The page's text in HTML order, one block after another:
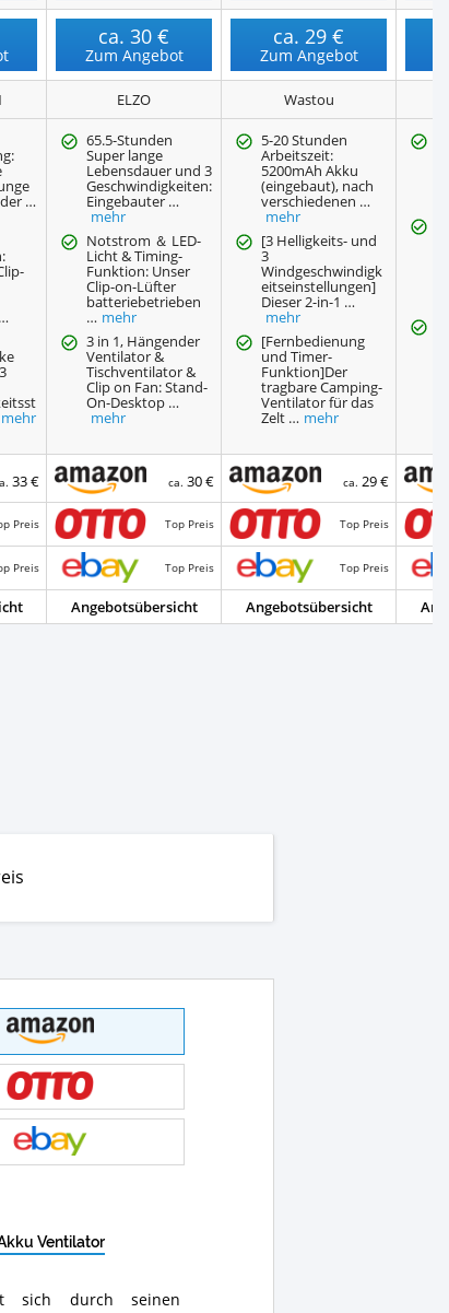
ca.30 €
Zum Angebot
ca.29 €
Zum Angebot
ELZO Wastou
…
mehr
65.5-Stunden
Super lange
Lebensdauer und 3
Geschwindigkeiten:
Eingebauter …
mehr
Notstrom ＆ LED-
Licht & Timing-
Funktion: Unser
Clip-on-Lüfter
batteriebetrieben
… mehr
3 in 1, Hängender
Ventilator &
Tischventilator &
Clip on Fan: Stand-
On-Desktop …
mehr
5-20 Stunden
Arbeitszeit:
5200mAh Akku
(eingebaut), nach
verschiedenen …
mehr
[3 Helligkeits- und
3
Windgeschwindigk
eitseinstellungen]
Dieser 2-in-1 …
mehr
[Fernbedienung
und Timer-
Funktion]Der
tragbare Camping-
Ventilator für das
Zelt … mehr
33 €
Preis
Preis
ca.30 €
Top Preis
Top Preis
Angebotsübersicht
ca.29 €
Top Preis
Top Preis
Angebotsübersicht
Ventilator
sich durch seinen